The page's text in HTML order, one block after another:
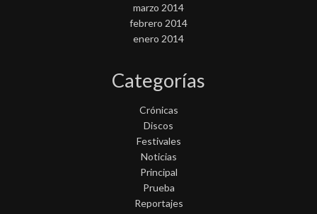
marzo 2014
febrero 2014
enero 2014
Categorías
Crónicas
Discos
Festivales
Noticias
Principal
Prueba
Reportajes